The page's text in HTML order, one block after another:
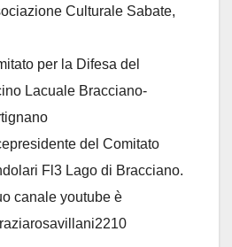
Culturale Sabate,
per la Difesa del
Lacuale Bracciano-
del Comitato
Fl3 Lago di Bracciano.
canale youtube è